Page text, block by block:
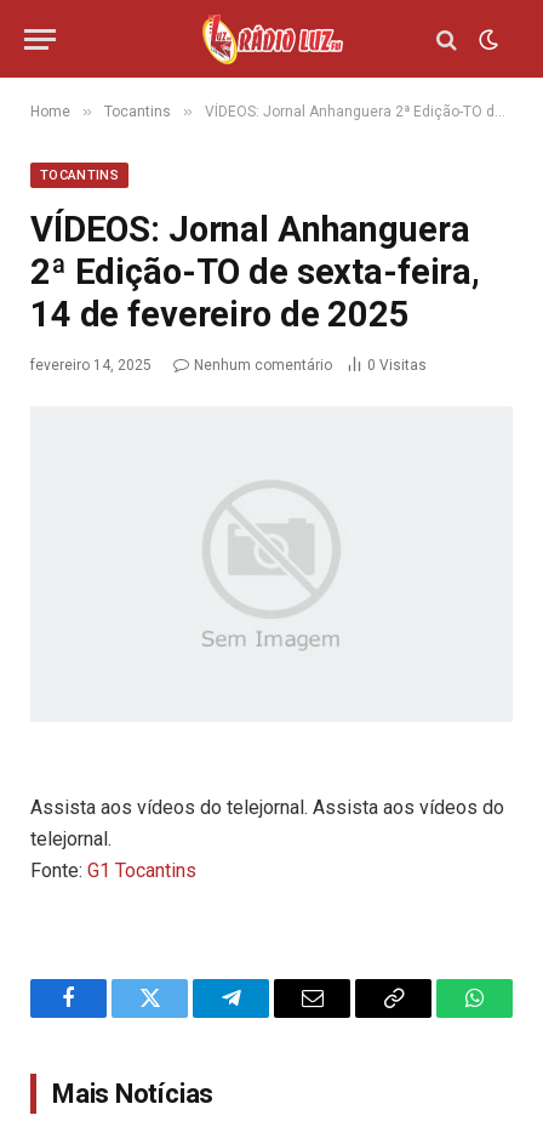
Home » Tocantins » VÍDEOS: Jornal Anhanguera 2ª Edição-TO de sexta-feira, 14 de fevereiro de 2025
TOCANTINS
VÍDEOS: Jornal Anhanguera
2ª Edição-TO de sexta-feira,
14 de fevereiro de 2025
fevereiro 14, 2025 Nenhum comentário 0 Visitas
Assista aos vídeos do telejornal. Assista aos vídeos do
telejornal.
Fonte: G1 Tocantins
FacebookTwitter TelegramEmail
Copy
Mais Notícias